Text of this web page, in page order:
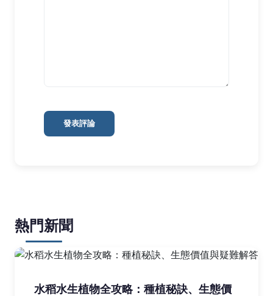
發表評論
熱門新聞
水稻水生植物全攻略：種植秘訣、生態價